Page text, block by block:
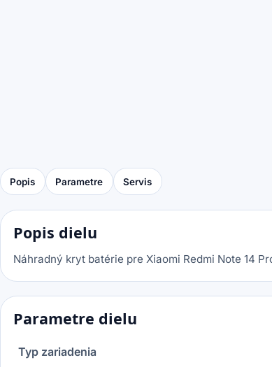
Popis Parametre Servis
Popis dielu
Náhradný kryt batérie pre Xiaomi Redmi Note 14
Parametre dielu
Typ zariadenia